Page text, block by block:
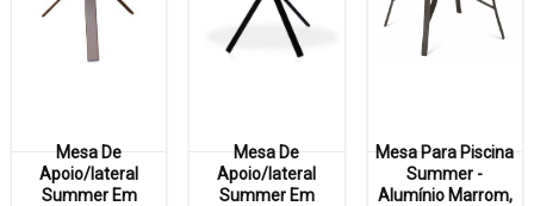
Mesa De
Apoio/lateral
Summer Em
Mesa De
Apoio/lateral
Summer Em
Mesa Para Piscina
Summer -
Alumínio Marrom,